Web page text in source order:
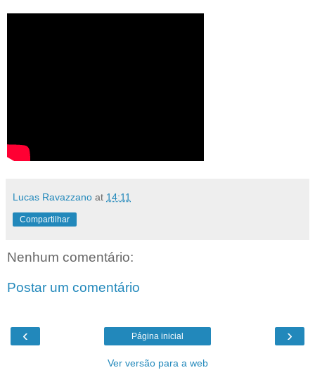
Lucas Ravazzano at 14:11
Compartilhar
Nenhum comentário:
Postar um comentário
‹ ›
Página inicial
Ver versão para a web